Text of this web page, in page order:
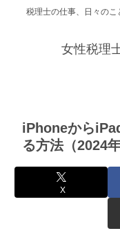
税理士の仕事、日々のこ
女性税理
iPhoneから
る方法（2024年
X